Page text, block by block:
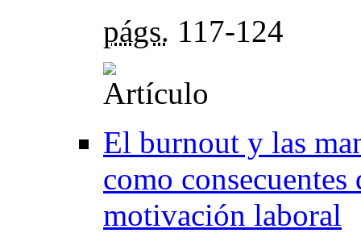
págs. 117-124
El burnout y las
como
motivación laboral